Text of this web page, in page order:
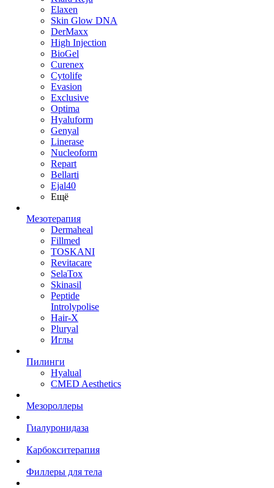
Elaxen
Skin Glow DNA
DerMaxx
High Injection
BioGel
Curenex
Cytolife
Evasion
Exclusive
Optima
Hyaluform
Genyal
Linerase
Nucleoform
Repart
Bellarti
Ejal40
Ещё
Мезотерапия
Dermaheal
Fillmed
TOSKANI
Revitacare
SelaTox
Skinasil
Peptide
Introlypolise
Hair-X
Pluryal
Иглы
Пилинги
Hyalual
CMED Aesthetics
Мезороллеры
Гиалуронидаза
Карбокситерапия
Филлеры для тела